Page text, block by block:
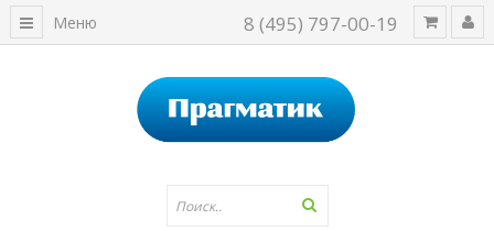
8 (495) 797-00-19
Меню